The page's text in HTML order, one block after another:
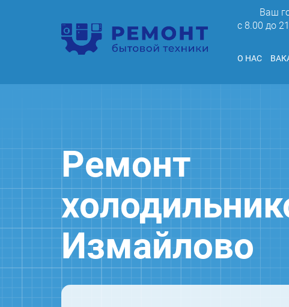
Ваш
c 8.00 до
О НАС
Ремонт
Измайлово